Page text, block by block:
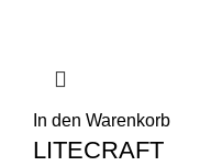
In den Warenkorb
LITECRAFT